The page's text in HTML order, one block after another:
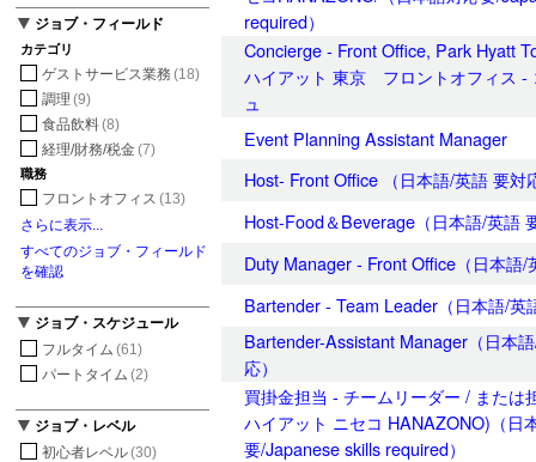
ジョブ・フィールド
カテゴリ
ゲストサービス業務 (18)
調理 (9)
食品飲料(8)
経理/財務/税金(7)
職務
フロントオフィス (13)
さらに表示...
すべてのジョブ・フィールド
を確認
ジョブ・スケジュール
フルタイム (61)
パートタイム (2)
ジョブ・レベル
初心者レベル(30)
required）
Concierge - Front Office, Park Hyatt
ハイアット 東京 フロントオフィス -
ュ
Event Planning Assistant Manager
Host- Front Office （日本語/英語 要対
Host-Food＆Beverage（日本語/英語
Duty Manager - Front Office（日本語/
Bartender - Team Leader（日本語/英
Bartender-Assistant Manager（日本
応）
買掛金担当 - チームリーダー / または
ハイアット ニセコ HANAZONO)（日
要/Japanese skills required）